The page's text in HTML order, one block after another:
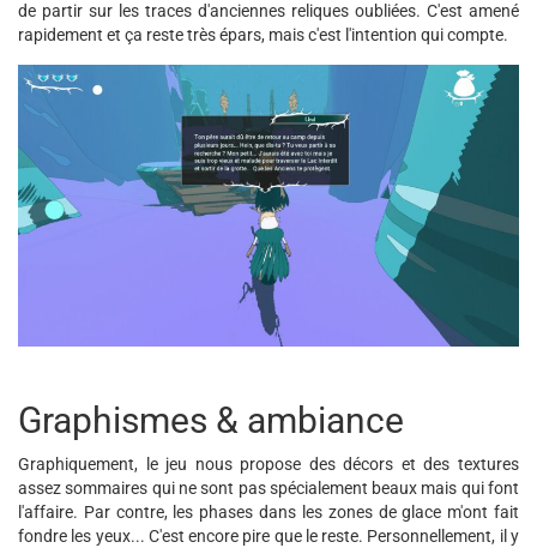
de partir sur les traces d'anciennes reliques oubliées. C'est amené
rapidement et ça reste très épars, mais c'est l'intention qui compte.
Graphismes & ambiance
Graphiquement, le jeu nous propose des décors et des textures
assez sommaires qui ne sont pas spécialement beaux mais qui font
l'affaire. Par contre, les phases dans les zones de glace m'ont fait
fondre les yeux... C'est encore pire que le reste. Personnellement, il y